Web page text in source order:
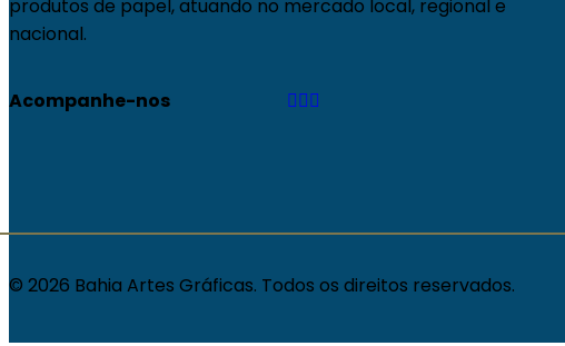
produtos de papel, atuando no mercado local, regional e
nacional.
Acompanhe-nos
© 2026 Bahia Artes Gráficas. Todos os direitos reservados.